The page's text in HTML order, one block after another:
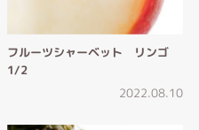
フルーツシャーベット リンゴ
1/2
2022.08.10